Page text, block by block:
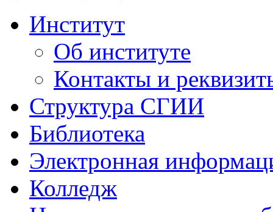
Институт
Об институте
Контакты и
Структура СГИИ
Библиотека
Электронная
Колледж